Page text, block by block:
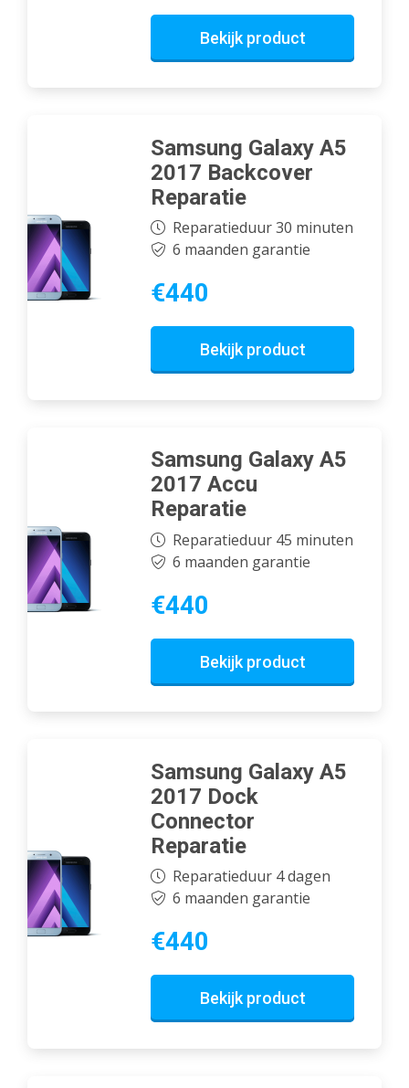
Bekijk product
Samsung Galaxy A5
2017 Backcover
Reparatie
Reparatieduur 30 minuten
6 maanden garantie
€440
Bekijk product
Samsung Galaxy A5
2017 Accu
Reparatie
Reparatieduur 45 minuten
6 maanden garantie
€440
Bekijk product
Samsung Galaxy A5
2017 Dock
Connector
Reparatie
Reparatieduur 4 dagen
6 maanden garantie
€440
Bekijk product